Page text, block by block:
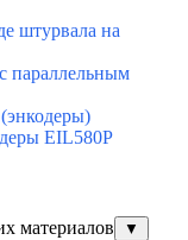
штурвала на
параллельным
EIL580P
материалов ▼